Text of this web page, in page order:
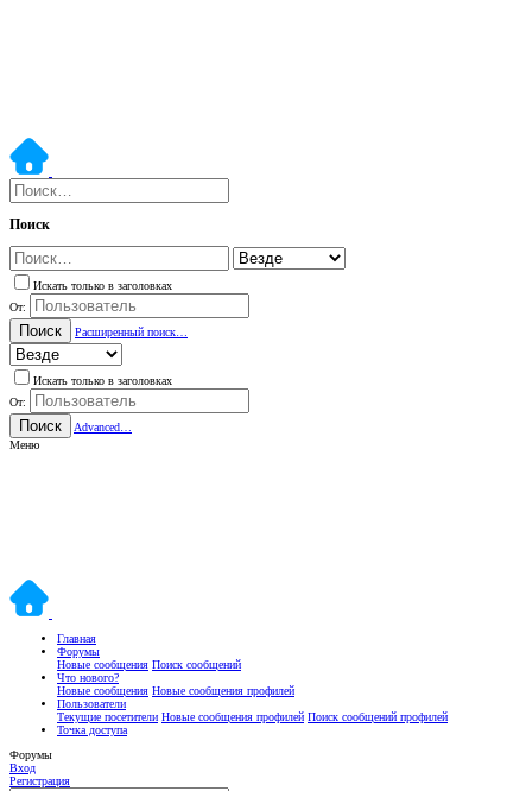
Поиск
Искать только в заголовках
От:
Поиск Расширенный поиск…
Искать только в заголовках
От:
Поиск
Advanced…
Меню
Главная
Форумы
Новые сообщения Поиск сообщений
Что нового?
Новые сообщения Новые сообщения профилей
Пользователи
Текущие посетители Новые сообщения профилей Поиск сообщений профилей
Точка доступа
Форумы
Вход
Регистрация